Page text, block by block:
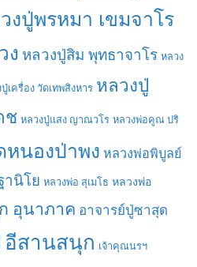
งปู่พรหมา เขมจาโร
ง หลวงปู่สิม พุทธาจาโร หลวง
เครื่อง วัดเทพสิงหาร หลวงปู่
ช หลวงปู่แสง ญาณวโร หลวงพ่อคูณ ปริ
นองป่าพง หลวงพ่อพิบูลย์
านิโย หลวงพ่อ สุเมโธ หลวงพ่อ
อุนาภาค อาจารย์ปู่ซาสุด
อีสานสนุก เจ้าคุณนรฯ